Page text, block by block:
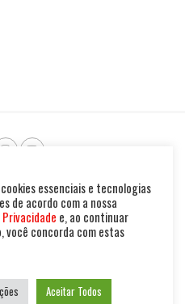
reservados. PIRAMBU NEWS
essenciais e tecnologias
de acordo com a nossa
e, ao continuar
você concorda com estas
Aceitar Todos